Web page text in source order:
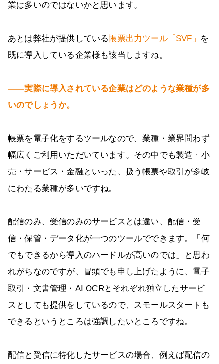
業は多いのではないかと思います。
あとは弊社が提供している帳票出力ツール「SVF」
を
既に導入している企業様も該当しますね。
――実際に導入されている企業はどのような業種が多
いのでしょうか。
帳票を電子化をするツールなので、業種・業界問わず
幅広くご利用いただいています。その中でも製造・小
売・サービス・金融といった、扱う帳票や取引が多岐
にわたる業種が多いですね。
配信のみ、受信のみのサービスとは違い、配信・受
信・保管・データ化が一つのツールでできます。「何
でもできるから導入のハードルが高いのでは」と思わ
れがちなのですが、冒頭でも申し上げたように、電子
取引・文書管理・AI OCRとそれぞれ独立したサービ
スとしても提供をしているので、スモールスタートも
できるというところは強調したいところですね。
配信と受信に特化したサービスの場合、例えば配信の